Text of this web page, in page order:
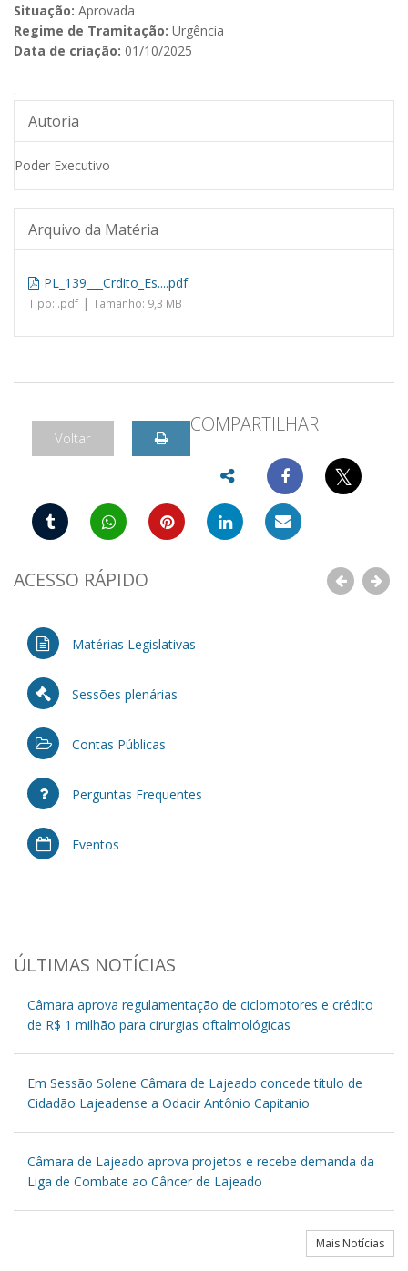
Situação: Aprovada
Regime de Tramitação: Urgência
Data de criação: 01/10/2025
.
Autoria
Poder Executivo
Arquivo da Matéria
PL_139___Crdito_Es....pdf
Tipo: .pdf | Tamanho: 9,3 MB
Voltar
COMPARTILHAR
𝕏
ACESSO RÁPIDO Anterior
Matérias Legislativas
Sessões plenárias
Contas Públicas
Perguntas Frequentes
Eventos
ÚLTIMAS NOTÍCIAS
Câmara aprova regulamentação de ciclomotores e crédito
de R$ 1 milhão para cirurgias oftalmológicas
Em Sessão Solene Câmara de Lajeado concede título de
Cidadão Lajeadense a Odacir Antônio Capitanio
Câmara de Lajeado aprova projetos e recebe demanda da
Liga de Combate ao Câncer de Lajeado
Mais Notícias